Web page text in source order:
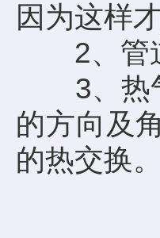
因为这样
2、管道
3、热气
的方向及
的热交换。